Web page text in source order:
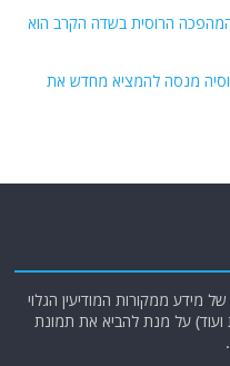
הרוסית בשדה הקרב הוא
מנסה להמציא מחדש את
מידע ממקורות המודיעין הגלוי
ועוד) על מנת להביא את תמונת